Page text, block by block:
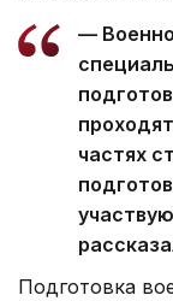
—
частях
Подготовка